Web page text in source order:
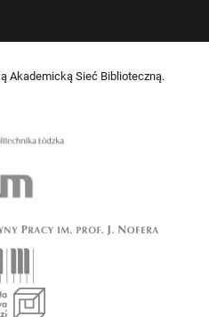
Akademicką Sieć Biblioteczną.